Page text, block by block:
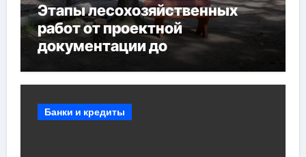
Этапы лесохозяйственных
работ от проектной
документации до
мероприятий и обустройства
Банки и кредиты